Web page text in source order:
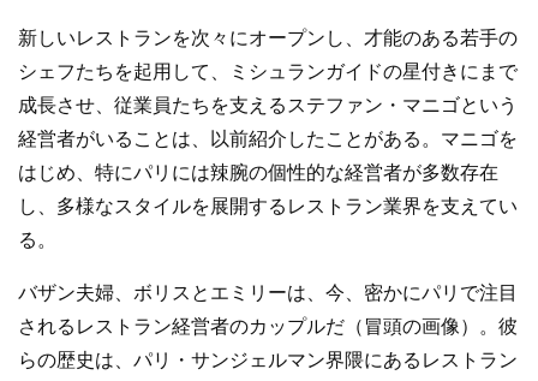
新しいレストランを次々にオープンし、才能のある若手の
シェフたちを起用して、ミシュランガイドの星付きにまで
成長させ、従業員たちを支えるステファン・マニゴという
経営者がいることは、以前紹介したことがある。マニゴを
はじめ、特にパリには辣腕の個性的な経営者が多数存在
し、多様なスタイルを展開するレストラン業界を支えてい
る。
バザン夫婦、ボリスとエミリーは、今、密かにパリで注目
されるレストラン経営者のカップルだ（冒頭の画像）。彼
らの歴史は、パリ・サンジェルマン界隈にあるレストラン